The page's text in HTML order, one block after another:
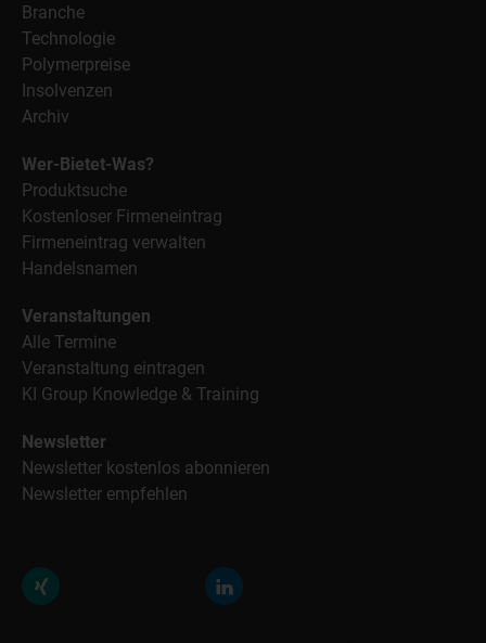
Branche
Technologie
Polymerpreise
Insolvenzen
Archiv
Wer-Bietet-Was?
Produktsuche
Kostenloser Firmeneintrag
Firmeneintrag verwalten
Handelsnamen
Veranstaltungen
Alle Termine
Veranstaltung eintragen
KI Group Knowledge & Training
Newsletter
Newsletter kostenlos abonnieren
Newsletter empfehlen